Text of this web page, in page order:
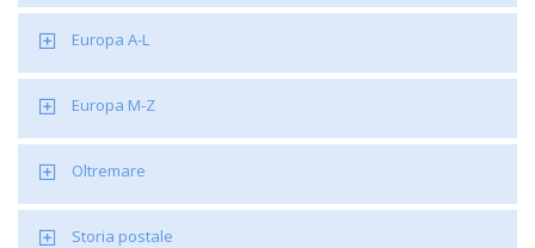
Europa A-L
Europa M-Z
Oltremare
Storia postale